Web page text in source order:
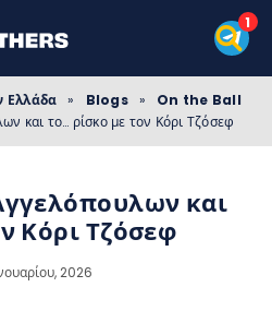
Ελλάδα » Blogs »
On the Ball
και το… ρίσκο με τον Κόρι Τζόσεφ
και
Κόρι Τζόσεφ
2026